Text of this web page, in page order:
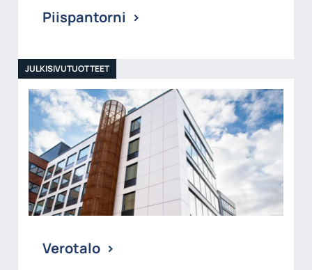
Piispantorni
JULKISIVUTUOTTEET
Verotalo